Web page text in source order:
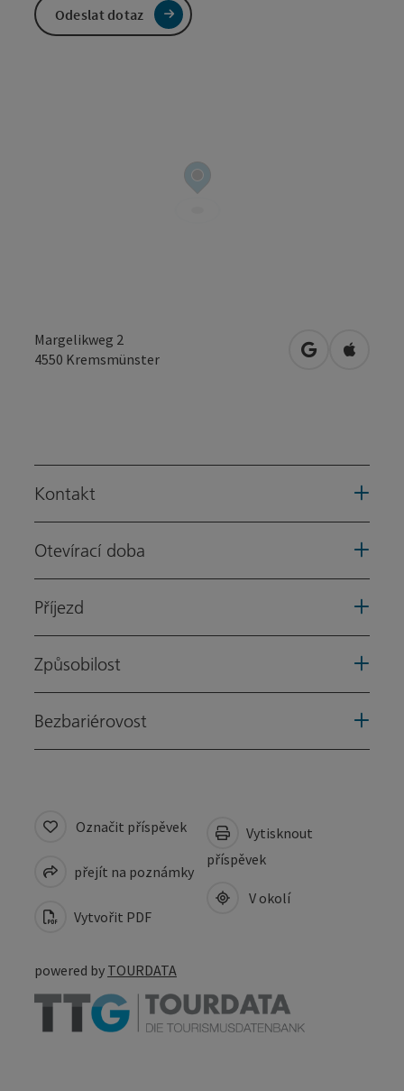
Margelikweg 2
4550 Kremsmünster Otevřít vOtevřít
Kontakt
Otevírací doba
Příjezd
Způsobilost
Bezbariérovost
Odeslat dotaz
Označit příspěvek
přejít na poznámky
Vytvořit PDF
Vytisknout
příspěvek
V okolí
powered by TOURDATA